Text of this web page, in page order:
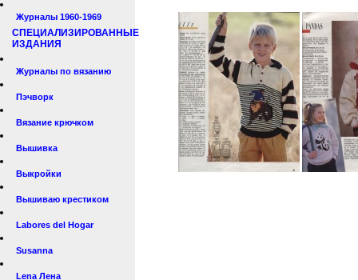
Журналы 1960-1969
СПЕЦИАЛИЗИРОВАННЫЕ
ИЗДАНИЯ
Журналы по вязанию
Пэчворк
Вязание крючком
Вышивка
Выкройки
Вышиваю крестиком
Labores del Hogar
Susanna
Lena Лена